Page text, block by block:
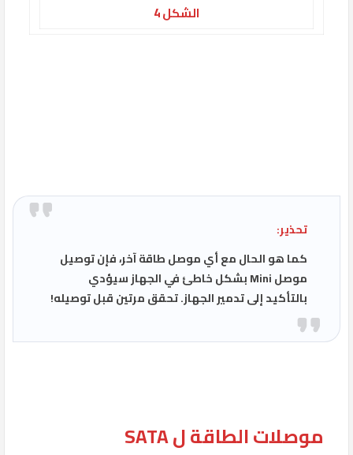
الشكل 4
تحذير:
كما هو الحال مع أي موصل طاقة آخر، فإن توصيل
موصل Mini بشكل خاطئ في الجهاز سيؤدي
بالتأكيد إلى تدمير الجهاز. تحقق مرتين قبل توصيله!
موصلات الطاقة ل SATA